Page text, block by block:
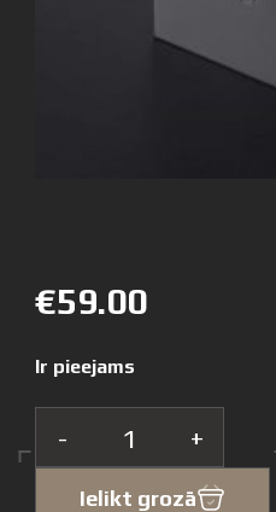
€59.00
Ir pieejams
- +
Ielikt grozā